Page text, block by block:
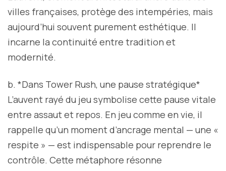
villes françaises, protège des intempéries, mais
aujourd’hui souvent purement esthétique. Il
incarne la continuité entre tradition et
modernité.
b. *Dans Tower Rush, une pause stratégique*
L’auvent rayé du jeu symbolise cette pause vitale
entre assaut et repos. En jeu comme en vie, il
rappelle qu’un moment d’ancrage mental — une «
respite » — est indispensable pour reprendre le
contrôle. Cette métaphore résonne